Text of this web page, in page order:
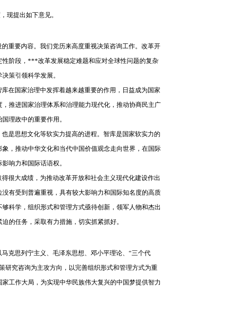
现提出如下意见。
重要内容。我们党历来高度重视决策咨询工作。改革开
阶段，***改革发展稳定难题和应对全球性问题的复杂
策引领科学发展。
在国家治理中发挥着越来越重要的作用，日益成为国家
推进国家治理体系和治理能力现代化，推动协商民主广
理政中的重要作用。
是思想文化等软实力提高的进程。智库是国家软实力的
，推动中华文化和当代中国价值观念走向世界，在国际
响力和国际话语权。
很大成绩，为推动改革开放和社会主义现代化建设作出
有受到普遍重视，具有较大影响力和国际知名度的高质
科学，组织形式和管理方式亟待创新，领军人物和杰出
的任务，采取有力措施，切实抓紧抓好。
克思列宁主义、毛泽东思想、邓小平理论、“三个代
研究咨询为主攻方向，以完善组织形式和管理方式为重
工作大局，为实现中华民族伟大复兴的中国梦提供智力